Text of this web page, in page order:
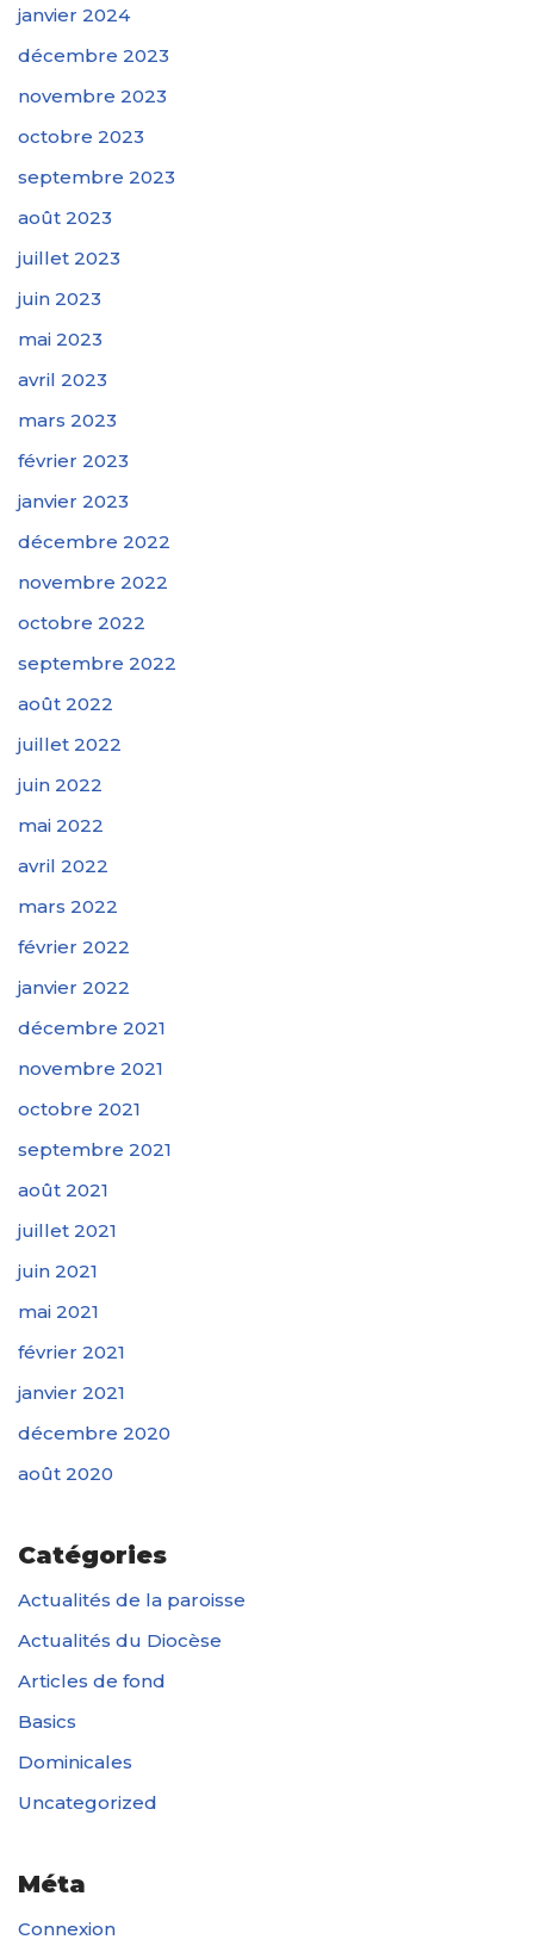
janvier 2024
décembre 2023
novembre 2023
octobre 2023
septembre 2023
août 2023
juillet 2023
juin 2023
mai 2023
avril 2023
mars 2023
février 2023
janvier 2023
décembre 2022
novembre 2022
octobre 2022
septembre 2022
août 2022
juillet 2022
juin 2022
mai 2022
avril 2022
mars 2022
février 2022
janvier 2022
décembre 2021
novembre 2021
octobre 2021
septembre 2021
août 2021
juillet 2021
juin 2021
mai 2021
février 2021
janvier 2021
décembre 2020
août 2020
Catégories
Actualités de la paroisse
Actualités du Diocèse
Articles de fond
Basics
Dominicales
Uncategorized
Méta
Connexion